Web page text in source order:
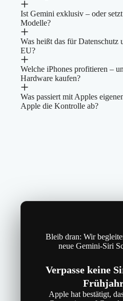
Ist Gemini exklusiv – oder
Modelle?
Was heißt das für Datenschutz
EU?
Welche iPhones profitieren –
Hardware kaufen?
Was passiert mit Apples
Apple die Kontrolle ab?
Bleib dran: Wir
neue Gemini-Siri
Verpasse keine
Apple hat bestätigt,